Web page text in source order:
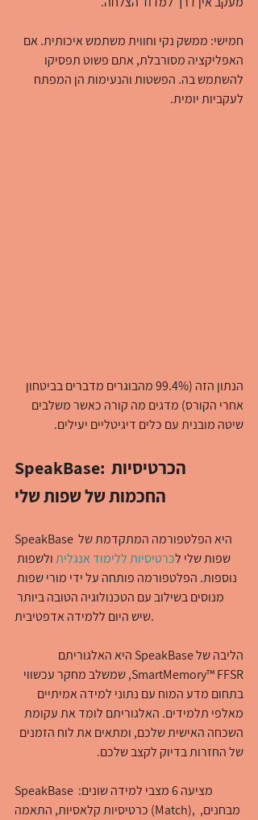
חמישי: ממשק נקי וחווית משתמש איכותית. אם
האפליקציה מסורבלת, אתם פשוט תפסיקו
להשתמש בה. הפשטות והנעימות הן המפתח
לעקביות יומית.
הנתון הזה (99.4% מהבוגרים מדברים בביטחון
אחרי הקורס) מדגים מה קורה כאשר משלבים
שיטה מובנית עם כלים דיגיטליים יעילים.
SpeakBase: הכרטיסיות
החכמות של שפות שלי
SpeakBase היא הפלטפורמה המתקדמת של
שפות שלי לכרטיסיות ללימוד אנגלית ולשפות
נוספות. הפלטפורמה פותחה על ידי מורי שפות
מנוסים בשילוב עם הטכנולוגיה הטובה ביותר
שיש היום ללמידה אדפטיבית.
הליבה של SpeakBase היא האלגוריתם
SmartMemory™ FFSR, שמשלב מחקר עכשווי
בתחום מדע המוח עם נתוני למידה אמיתיים
מאלפי תלמידים. האלגוריתם לומד את עקומת
השכחה האישית שלכם, ומתאים את לוח הזמנים
של החזרות בדיוק לקצב שלכם.
SpeakBase מציעה 6 מצבי למידה שונים:
כרטיסיות קלאסיות, התאמה (Match), מבחנים,